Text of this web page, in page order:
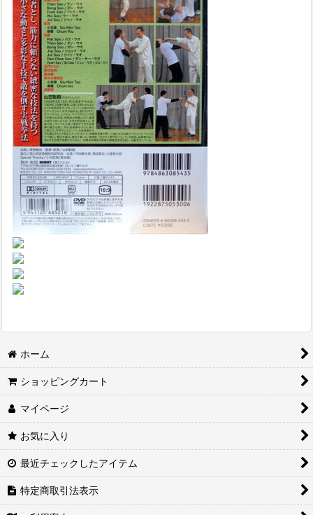
ホーム
ショッピングカート
マイページ
お気に入り
最近チェックしたアイテム
特定商取引法表示